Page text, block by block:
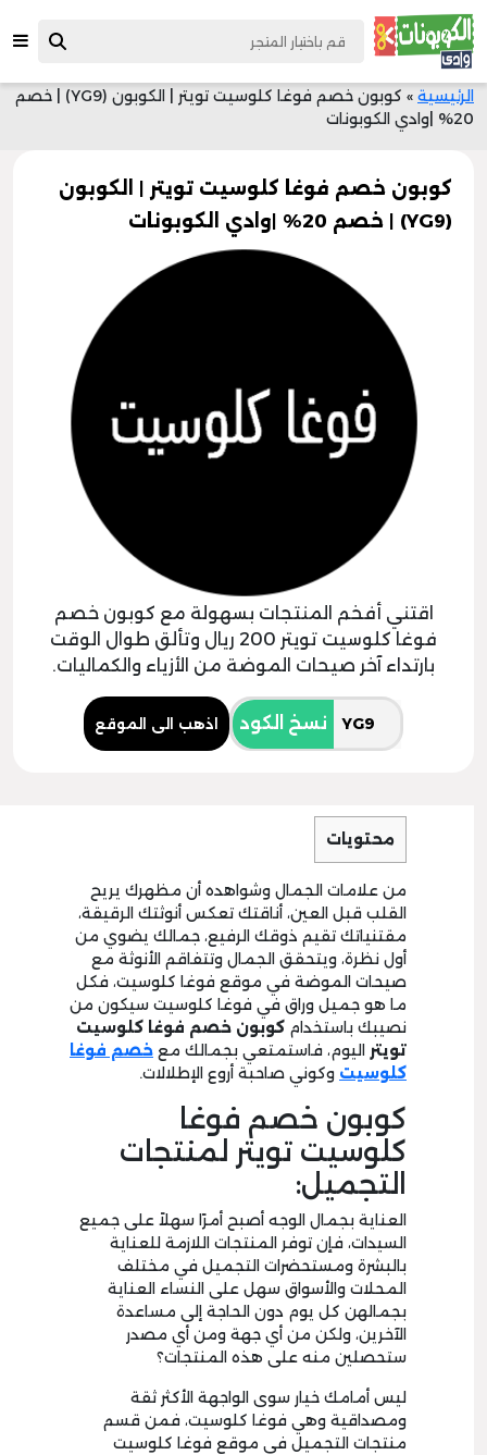
الرئيسية »
كوبون خصم فوغا كلوسيت تويتر | الكوبون (YG9) | خصم
20% |وادي الكوبونات
كوبون خصم فوغا كلوسيت تويتر | الكوبون
(YG9) | خصم 20% |وادي الكوبونات
اقتني أفخم المنتجات بسهولة مع كوبون خصم
فوغا كلوسيت تويتر 200 ريال وتألق طوال الوقت
بارتداء آخر صيحات الموضة من الأزياء والكماليات.
نسخ الكود اذهب الى الموقع
محتويات
من علامات الجمال وشواهده أن مظهرك يريح
القلب قبل العين، أناقتك تعكس أنوثتك الرقيقة،
مقتنياتك تقيم ذوقك الرفيع، جمالك يضوي من
أول نظرة، ويتحقق الجمال وتتفاقم الأنوثة مع
صيحات الموضة في موقع فوغا كلوسيت، فكل
ما هو جميل وراق في فوغا كلوسيت سيكون من
نصيبك باستخدام كوبون خصم فوغا كلوسيت
تويتر اليوم، فاستمتعي بجمالك مع خصم فوغا
كلوسيت وكوني صاحبة أروع الإطلالات.
كوبون خصم فوغا
كلوسيت تويتر لمنتجات
التجميل:
العناية بجمال الوجه أصبح أمرًا سهلاً على جميع
السيدات، فإن توفر المنتجات اللازمة للعناية
بالبشرة ومستحضرات التجميل في مختلف
المحلات والأسواق سهل على النساء العناية
بجمالهن كل يوم دون الحاجة إلى مساعدة
الآخرين، ولكن من أي جهة ومن أي مصدر
ستحصلين منه على هذه المنتجات؟
ليس أمامك خيار سوى الواجهة الأكثر ثقة
ومصداقية وهي فوغا كلوسيت، فمن قسم
منتجات التجميل في موقع فوغا كلوسيت